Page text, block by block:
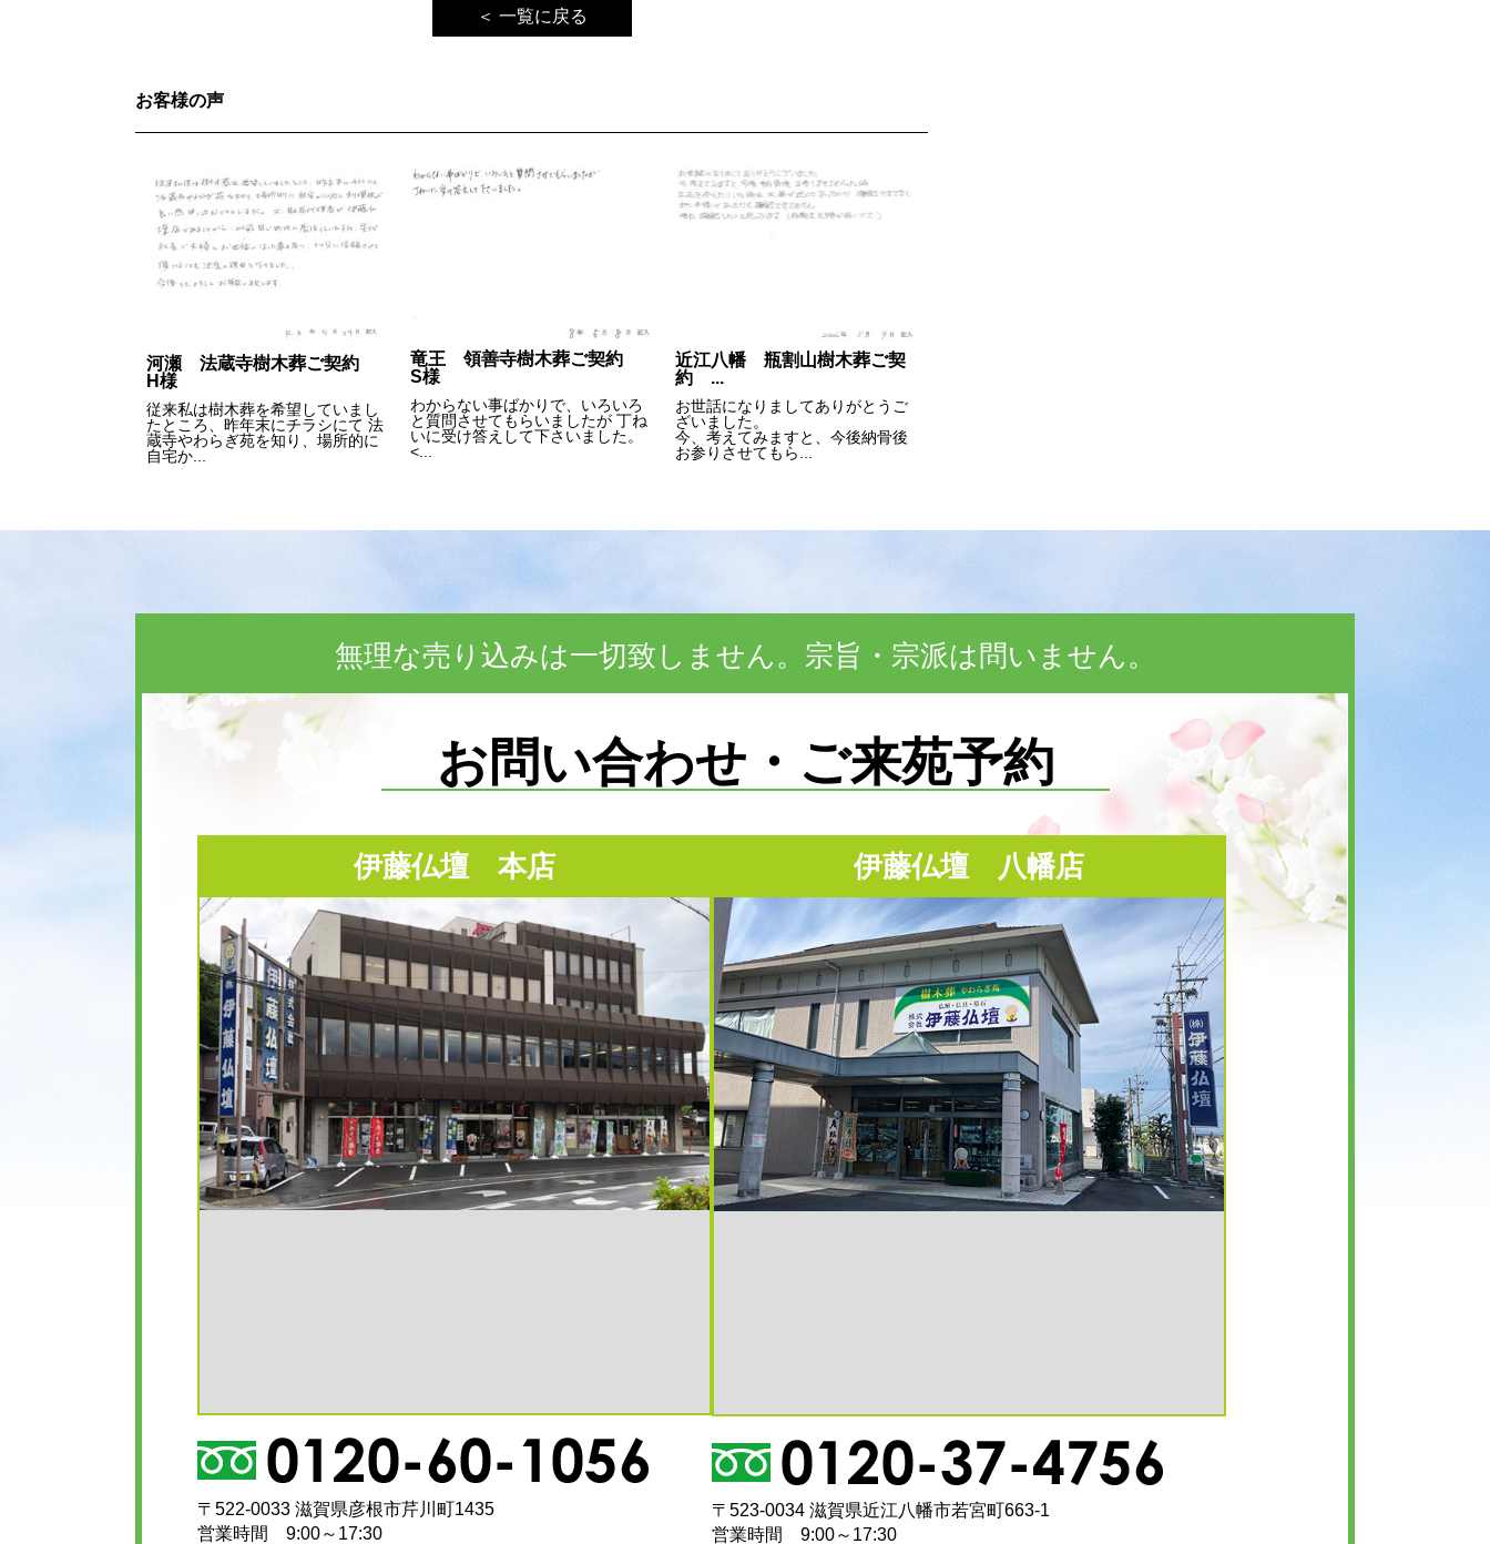
＜ 一覧に戻る
お客様の声
河瀬 法蔵寺樹木葬ご契約
H様
従来私は樹木葬を希望していまし
たところ、昨年末にチラシにて 法
蔵寺やわらぎ苑を知り、場所的に
自宅か...
竜王 領善寺樹木葬ご契約
S様
わからない事ばかりで、いろいろ
と質問させてもらいましたが 丁ね
いに受け答えして下さいました。
<...
近江八幡 瓶割山樹木葬ご契
約 ...
お世話になりましてありがとうご
ざいました。
今、考えてみますと、今後納骨後
お参りさせてもら...
無理な売り込みは一切致しません。宗旨・宗派は問いません。
お問い合わせ・ご来苑予約
伊藤仏壇 本店
〒522-0033 滋賀県彦根市芹川町1435
営業時間 9:00～17:30
伊藤仏壇 八幡店
〒523-0034 滋賀県近江八幡市若宮町663-1
営業時間 9:00～17:30